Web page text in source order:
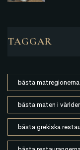
TAGGAR
bästa matregionerna
bästa maten i
bästa grekiska